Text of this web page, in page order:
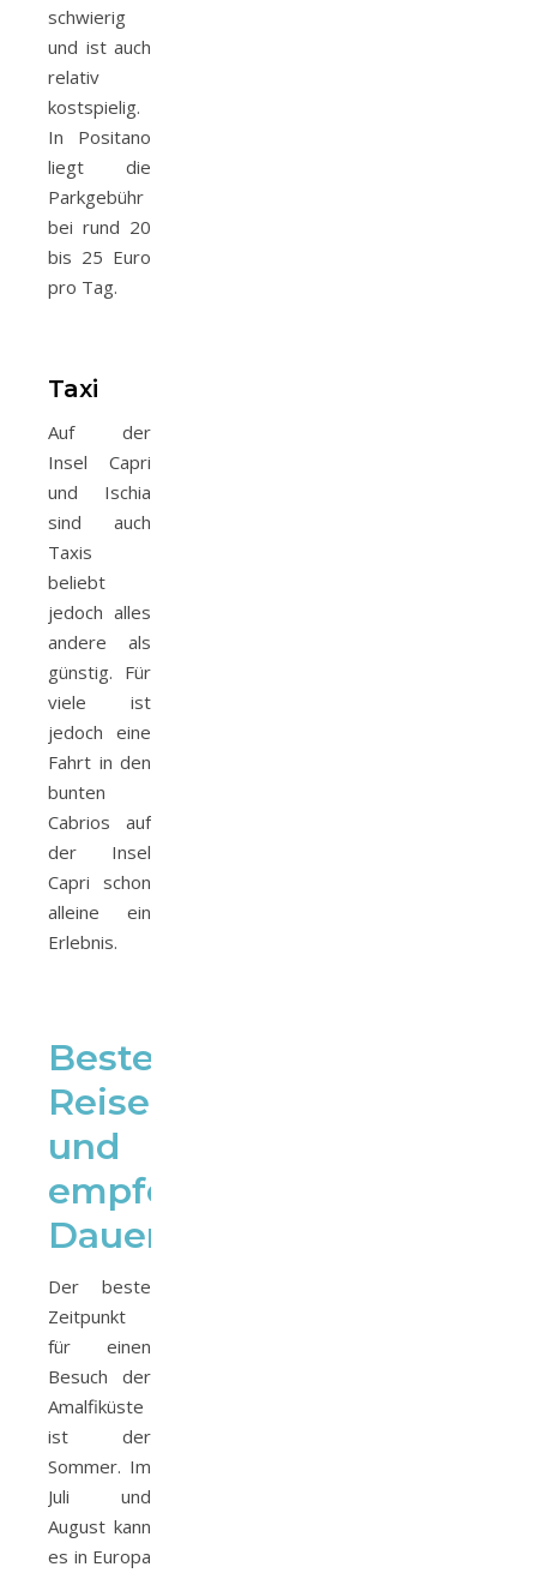
schwierig
und ist auch
relativ
kostspielig.
In Positano
liegt die
Parkgebühr
bei rund 20
bis 25 Euro
pro Tag.
Taxi
Auf der
Insel Capri
und Ischia
sind auch
Taxis
beliebt
jedoch alles
andere als
günstig. Für
viele ist
jedoch eine
Fahrt in den
bunten
Cabrios auf
der Insel
Capri schon
alleine ein
Erlebnis.
Beste
Reisezeit
und
empfohlene
Dauer
Der beste
Zeitpunkt
für einen
Besuch der
Amalfiküste
ist der
Sommer. Im
Juli und
August kann
es in Europa